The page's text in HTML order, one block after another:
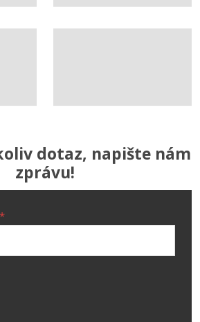
dotaz, napište nám
zprávu!
*